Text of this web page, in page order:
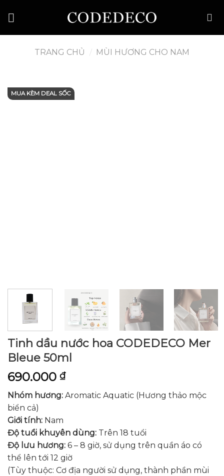
TRANG CHỦ / MÙI HƯƠNG CHO NAM
MUA KÈM DEAL SỐC
Tinh dầu nước hoa CODEDECO Mer
Bleue 50ml
690.000 ₫
Nhóm hương: Aromatic Aquatic (Hương thảo mộc
biển cả)
Giới tính: Nam
Độ tuổi khuyên dùng: Trên 18 tuổi
Độ lưu hương: 6 – 8 giờ, sử dụng trên quần áo có
thể lên tới 12 giờ
(Tùy thuộc: Cơ địa người sử dụng, thành phần mùi